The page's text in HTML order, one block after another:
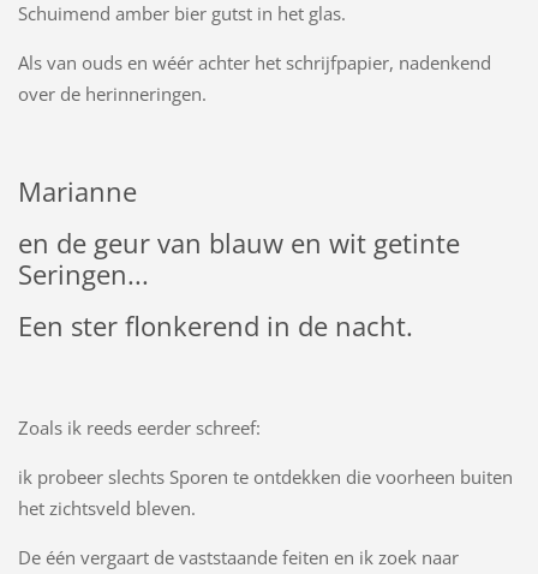
Schuimend amber bier gutst in het glas.
Als van ouds en wéér achter het schrijfpapier, nadenkend
over de herinneringen.
Marianne
en de geur van blauw en wit getinte
Seringen...
Een ster flonkerend in de nacht.
Zoals ik reeds eerder schreef:
ik probeer slechts Sporen te ontdekken die voorheen buiten
het zichtsveld bleven.
De één vergaart de vaststaande feiten en ik zoek naar